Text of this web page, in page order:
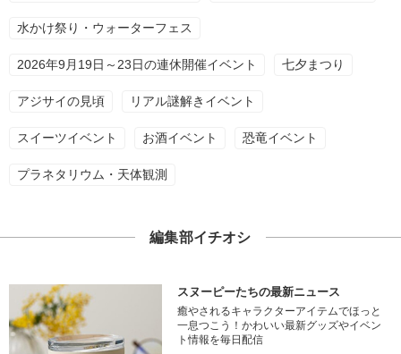
水かけ祭り・ウォーターフェス
2026年9月19日～23日の連休開催イベント 七夕まつり
アジサイの見頃 リアル謎解きイベント
スイーツイベント お酒イベント 恐竜イベント
プラネタリウム・天体観測
編集部イチオシ
スヌーピーたちの最新ニュース
癒やされるキャラクターアイテムでほっと
一息つこう！かわいい最新グッズやイベン
ト情報を毎日配信